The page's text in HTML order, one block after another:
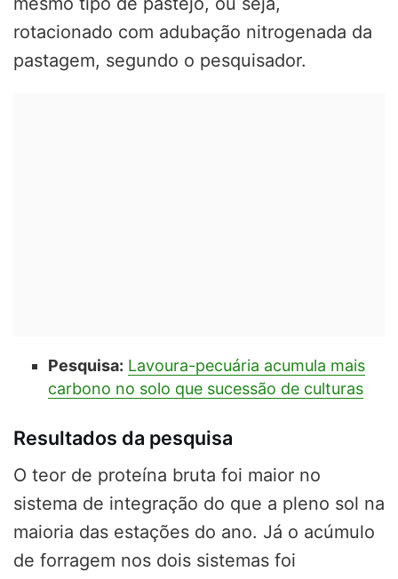
rotacionado com adubação nitrogenada da
pastagem, segundo o pesquisador.
Pesquisa: Lavoura-pecuária acumula mais
carbono no solo que sucessão de culturas
Resultados da pesquisa
O teor de proteína bruta foi maior no
sistema de integração do que a pleno sol na
maioria das estações do ano. Já o acúmulo
de forragem nos dois sistemas foi